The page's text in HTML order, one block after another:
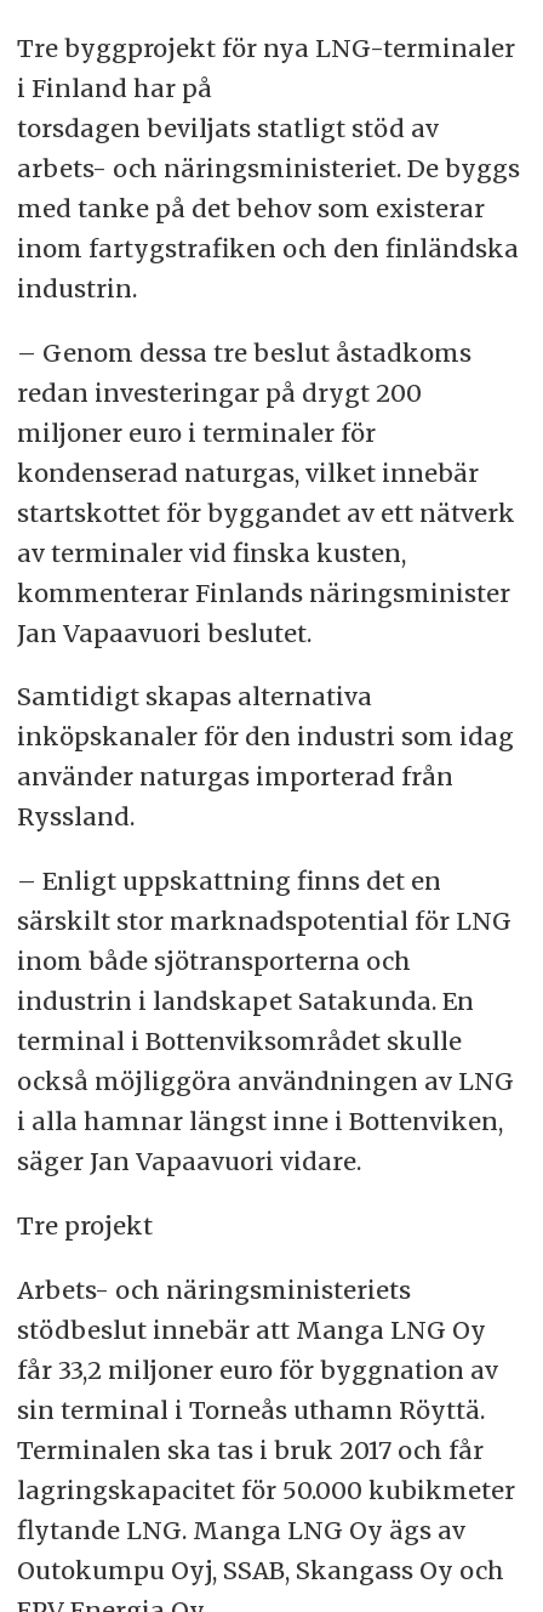
Tre byggprojekt för nya LNG-terminaler
i Finland har på
torsdagen beviljats statligt stöd av
arbets- och näringsministeriet. De byggs
med tanke på det behov som existerar
inom fartygstrafiken och den finländska
industrin.
– Genom dessa tre beslut åstadkoms
redan investeringar på drygt 200
miljoner euro i terminaler för
kondenserad naturgas, vilket innebär
startskottet för byggandet av ett nätverk
av terminaler vid finska kusten,
kommenterar Finlands näringsminister
Jan Vapaavuori beslutet.
Samtidigt skapas alternativa
inköpskanaler för den industri som idag
använder naturgas importerad från
Ryssland.
– Enligt uppskattning finns det en
särskilt stor marknadspotential för LNG
inom både sjötransporterna och
industrin i landskapet Satakunda. En
terminal i Bottenviksområdet skulle
också möjliggöra användningen av LNG
i alla hamnar längst inne i Bottenviken,
säger Jan Vapaavuori vidare.
Tre projekt
Arbets- och näringsministeriets
stödbeslut innebär att Manga LNG Oy
får 33,2 miljoner euro för byggnation av
sin terminal i Torneås uthamn Röyttä.
Terminalen ska tas i bruk 2017 och får
lagringskapacitet för 50.000 kubikmeter
flytande LNG. Manga LNG Oy ägs av
Outokumpu Oyj, SSAB, Skangass Oy och